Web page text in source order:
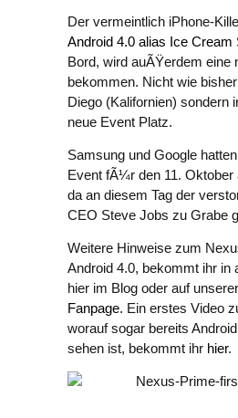
Der vermeintlich iPhone-
Android 4.0 alias Ice Cream
Bord, wird auÃŸerdem eine
bekommen. Nicht wie
Diego (Kalifornien) sondern
neue Event Platz.
Samsung und Google
Event fÃ¼r den 11. Oktober
da an diesem Tag der
CEO Steve Jobs zu Grabe
Weitere Hinweise zum
Android 4.0, bekommt ihr in
hier im Blog oder auf unserer
Fanpage. Ein erstes Video
worauf sogar bereits
sehen ist, bekommt ihr hier.